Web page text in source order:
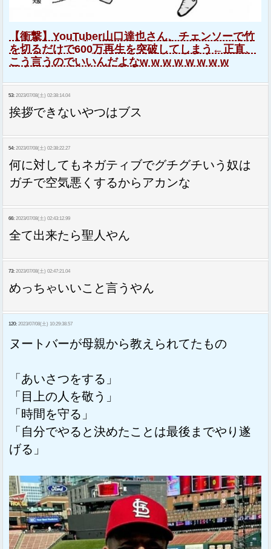
【衝撃】YouTuber山口達也さん、チェンソーで竹
を切るだけで600万再生を突破してしまう←正直、
こう言うのでいいんだよなw w w w w w w w
53: 2023/07/08(土) 02:38:14.04
挨拶できないやつはブス
54: 2023/07/08(土) 02:38:22.27
何に対してもネガティブでグチグチいう奴は
ガチで空気悪くするからアカンな
66: 2023/07/08(土) 02:43:12.99
全て出来たら聖人やん
73: 2023/07/08(土) 02:47:21.04
めっちゃいいこと言うやん
120: 2023/07/08(土) 10:29:38.57
ヌートバーが母親から教えられてたもの
「あいさつをする」
「目上の人を敬う」
「時間を守る」
「自分でやると決めたことは最後までやり遂
げる」